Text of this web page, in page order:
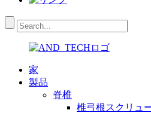
家
製品
脊椎
椎弓根スクリュ